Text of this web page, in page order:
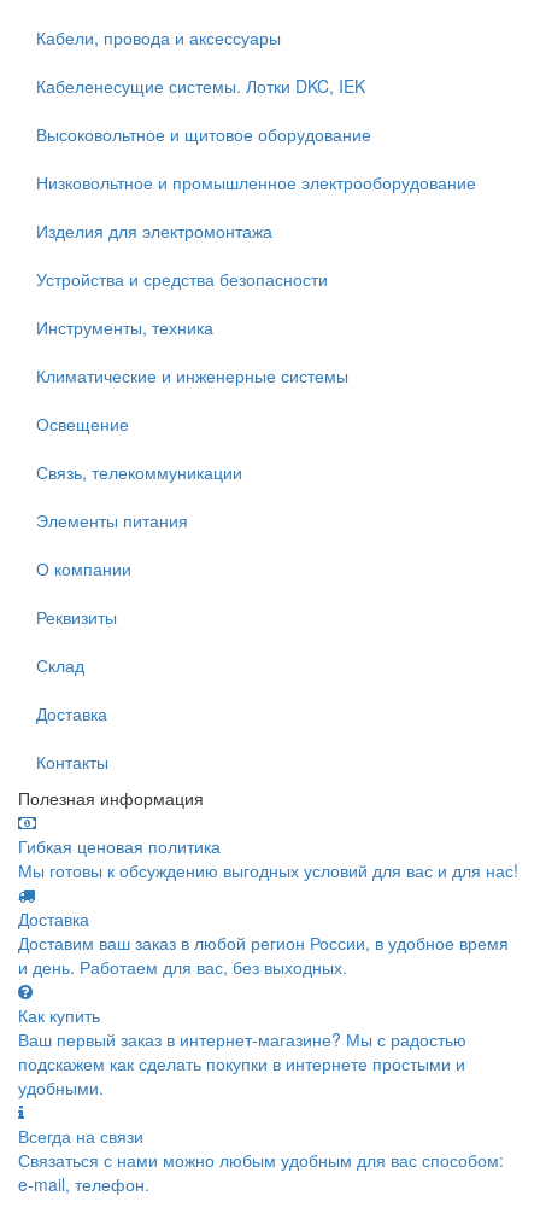
Кабели, провода и аксессуары
Кабеленесущие системы. Лотки DKC, IEK
Высоковольтное и щитовое оборудование
Низковольтное и промышленное электрооборудование
Изделия для электромонтажа
Устройства и средства безопасности
Инструменты, техника
Климатические и инженерные системы
Освещение
Связь, телекоммуникации
Элементы питания
О компании
Реквизиты
Склад
Доставка
Контакты
Полезная информация
Гибкая ценовая политика
Мы готовы к обсуждению выгодных условий для вас и для нас!
Доставка
Доставим ваш заказ в любой регион России, в удобное время
и день. Работаем для вас, без выходных.
Как купить
Ваш первый заказ в интернет-магазине? Мы с радостью
подскажем как сделать покупки в интернете простыми и
удобными.
Всегда на связи
Связаться с нами можно любым удобным для вас способом:
e-mail, телефон.